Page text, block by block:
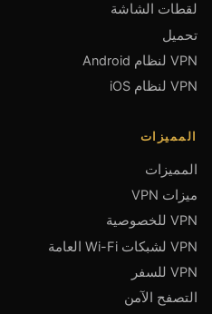
لقطات الشاشة
تحميل
VPN لنظام Android
VPN لنظام iOS
المميزات
المميزات
ميزات VPN
VPN للخصوصية
VPN لشبكات Wi-Fi العامة
VPN للسفر
التصفح الآمن